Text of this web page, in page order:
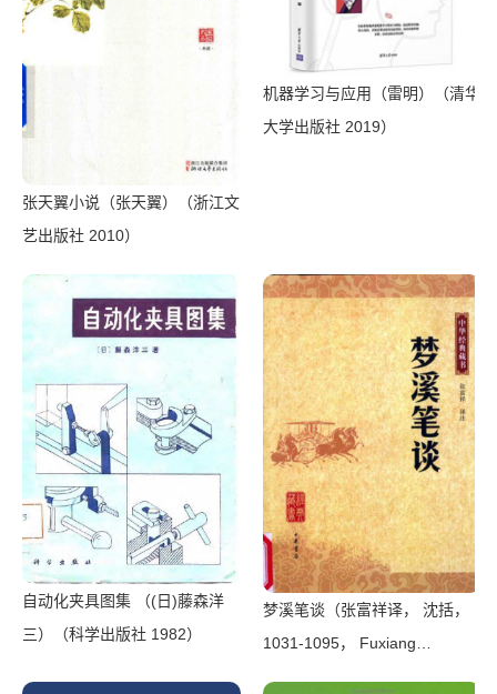
张天翼小说（张天翼）（浙江文
艺出版社 2010）
机器学习与应用（雷明）（清华
大学出版社 2019）
自动化夹具图集 （(日)藤森洋
三）（科学出版社 1982）
梦溪笔谈（张富祥译， 沈括，
1031-1095， Fuxiang